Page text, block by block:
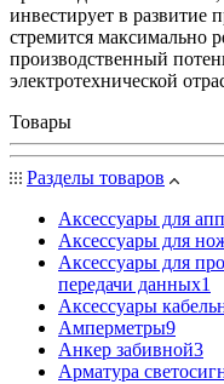
инвестирует в развитие
стремится максимально
производственный
электротехнической
Товары
Разделы товаров
Аксессуары для
Аксессуары для
Аксессуары для
передачи данных1
Аксессуары
Амперметры9
Анкер забивной3
Арматура